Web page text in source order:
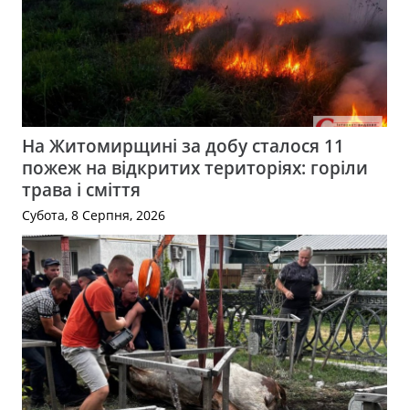
На Житомирщині за добу сталося 11
пожеж на відкритих територіях: горіли
трава і сміття
Субота, 8 Серпня, 2026